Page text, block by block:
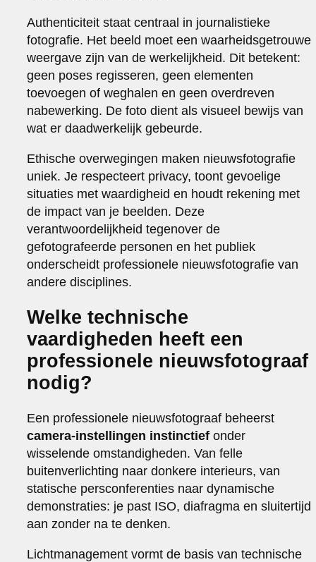
Authenticiteit staat centraal in journalistieke
fotografie. Het beeld moet een waarheidsgetrouwe
weergave zijn van de werkelijkheid. Dit betekent:
geen poses regisseren, geen elementen
toevoegen of weghalen en geen overdreven
nabewerking. De foto dient als visueel bewijs van
wat er daadwerkelijk gebeurde.
Ethische overwegingen maken nieuwsfotografie
uniek. Je respecteert privacy, toont gevoelige
situaties met waardigheid en houdt rekening met
de impact van je beelden. Deze
verantwoordelijkheid tegenover de
gefotografeerde personen en het publiek
onderscheidt professionele nieuwsfotografie van
andere disciplines.
Welke technische
vaardigheden heeft een
professionele nieuwsfotograaf
nodig?
Een professionele nieuwsfotograaf beheerst
camera-instellingen instinctief onder
wisselende omstandigheden. Van felle
buitenverlichting naar donkere interieurs, van
statische persconferenties naar dynamische
demonstraties: je past ISO, diafragma en sluitertijd
aan zonder na te denken.
Lichtmanagement vormt de basis van technische